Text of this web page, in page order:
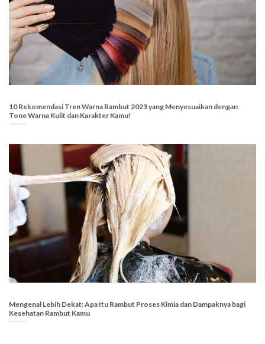
10 Rekomendasi Tren Warna Rambut 2023 yang Menyesuaikan dengan
Tone Warna Kulit dan Karakter Kamu!
Mengenal Lebih Dekat: Apa Itu Rambut Proses Kimia dan Dampaknya bagi
Kesehatan Rambut Kamu